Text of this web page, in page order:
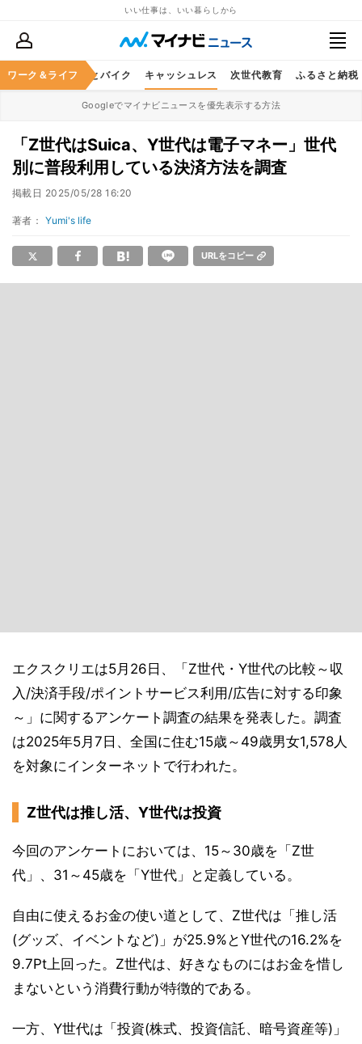
いい仕事は、いい暮らしから
ワーク＆ライフ
レジャー 車とバイク キャッシュレス 次世代教育 ふるさと納税
Googleでマイナビニュースを優先表示する方法
「Z世代はSuica、Y世代は電子マネー」世代
別に普段利用している決済方法を調査
掲載日 2025/05/28 16:20
著者： Yumi's life
URLをコピー
エクスクリエは5月26日、「Z世代・Y世代の比較～収
入/決済手段/ポイントサービス利用/広告に対する印象
～」に関するアンケート調査の結果を発表した。調査
は2025年5月7日、全国に住む15歳～49歳男女1,578人
を対象にインターネットで行われた。
Z世代は推し活、Y世代は投資
今回のアンケートにおいては、15～30歳を「Z世
代」、31～45歳を「Y世代」と定義している。
自由に使えるお金の使い道として、Z世代は「推し活
(グッズ、イベントなど)」が25.9%とY世代の16.2%を
9.7Pt上回った。Z世代は、好きなものにはお金を惜し
まないという消費行動が特徴的である。
一方、Y世代は「投資(株式、投資信託、暗号資産等)」